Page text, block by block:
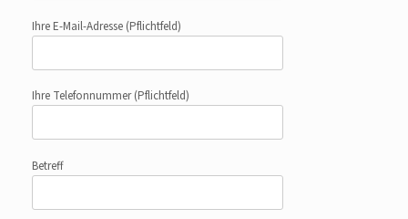
Ihre E-Mail-Adresse (Pflichtfeld)
Ihre Telefonnummer(Pflichtfeld)
Betreff